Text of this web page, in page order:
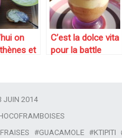
on
et
C’est la dolce vita
pour la battle
JUIN 2014
FRAISES
GUACAMOLE KTIPITI